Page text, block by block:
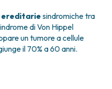
sindromiche tra
di Von Hippel
un tumore a cellule
il 70% a 60 anni.